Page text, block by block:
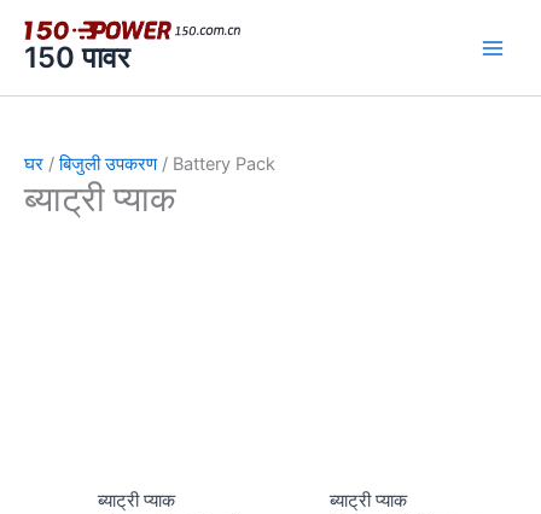
जानुहोस्150 पावर
घर /बिजुली उपकरण/ Battery Pack
ब्याट्री प्याक
ब्याट्री प्याक
ब्याट्री प्याक